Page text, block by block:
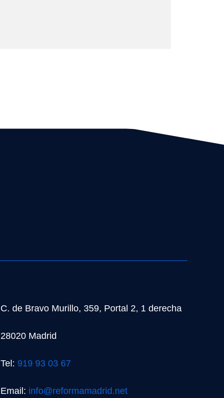
C. de Bravo Murillo, 359, Portal 2, 1 derecha
28020 Madrid
Tel: 919 93 03 67
Email: info@reformamadrid.net